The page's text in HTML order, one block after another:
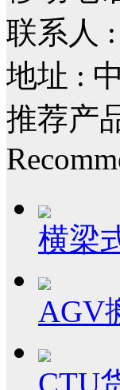
联系人
地址 :
推荐产
横梁
AGV